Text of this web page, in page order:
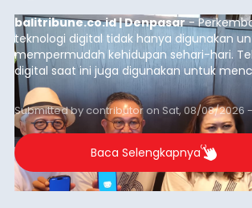
balitribune.co.id | Denpasar-
teknologi digital tidak hanya digunakan
mempermudah kehidupan sehari-hari.
digital saat ini juga digunakan untuk
dan mengelola data base alumni dari suatu
sekolah, salah satunya adalah alumni SMA
Denpasar.
Submitted bycontributoron Sat, 08/08/2026
Baca Selengkapnya